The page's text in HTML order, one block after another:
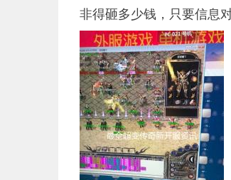
非得砸多少钱，只要信息